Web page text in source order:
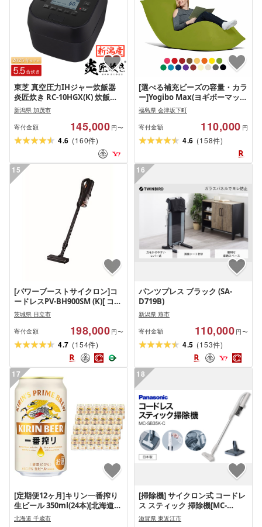
東芝 真空圧力IHジャー炊飯器
炎匠炊き RC-10HGX(K) 炊飯器
5.5合 [2025年モデル] 炊飯ジャ
ー
新潟県 加茂市
寄付金額 145,000 円〜
4.6 (160件)
[選べる補充ビーズの容量・カラ
ー]Yogibo Max(ヨギボーマック
ス)補充ビーズ付き | ソファはも
ちろん椅子やベッドにも。あな
たの希望を全て叶える大きいサ
イズのビーズソファ | ヨギボー
yogibo インテリア 寄附額改定
福島県 会津坂下町
寄付金額 110,000 円
4.6 (158件)
15
[パワーブーストサイクロン]コ
ードレスPV-BH900SM (K)[ コー
ドレス HITACHI 日立 家電 茨城
県 日立市]
茨城県 日立市
寄付金額 198,000 円〜
4.7 (154件)
16
パンツプレス ブラック (SA-
D719B)
新潟県 燕市
寄付金額 110,000 円〜
4.5 (153件)
17
[定期便12ヶ月]キリン一番搾り
生ビール 350ml(24本)[北海道千
歳工場産]
北海道 千歳市
18
[掃除機] サイクロン式 コードレ
ス スティック 掃除機[MC-
SB35K-C] Panasonic 家電 電化
滋賀県 東近江市